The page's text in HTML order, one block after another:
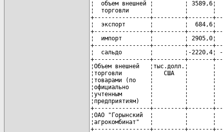
¦  объем внешней ¦         ¦ 3589,6¦
¦  торговли      ¦         ¦
+----------------+---------+-------
¦  экспорт       ¦         ¦  684,6¦
+----------------+---------+-------
¦  импорт        ¦         ¦ 2905,0¦
+----------------+---------+-------
¦  сальдо        ¦         ¦-2220,4¦
+----------------+---------+-------
¦Объем внешней   ¦тыс.долл.¦
¦торговли        ¦   США   ¦
¦товарами (по    ¦         ¦
¦официально      ¦         ¦
¦учтенным        ¦         ¦
¦предприятиям)   ¦         ¦
+----------------+---------+-------
¦ОАО "Горынский  ¦         ¦
¦агрокомбинат"   ¦         ¦
+----------------+---------+-------